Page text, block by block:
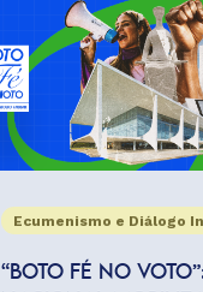
Ecumenismo e Diálogo
“BOTO FÉ NO